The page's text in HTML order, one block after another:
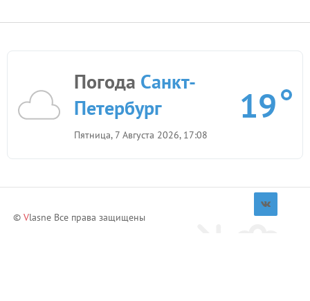
Погода Санкт-
Петербург
Пятница, 7 Августа 2026, 17:08
19
© Vlasne Все права защищены